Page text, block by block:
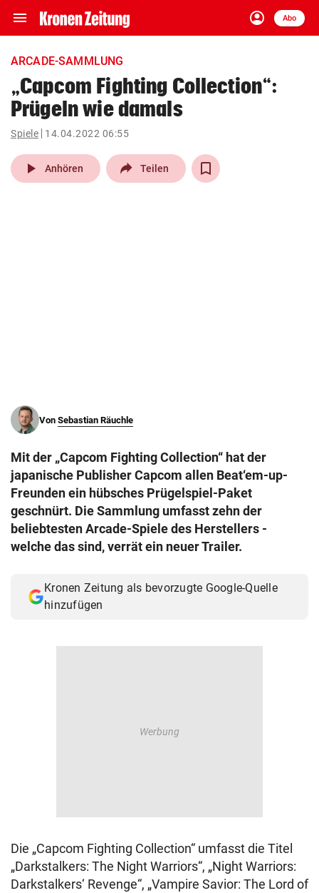
menu Navigation
ein-/ausklappen
account_circle
Anmelden
Abo
close Schließen
account_circle Anmelden
pin_drop
Wien arrow_right
ARCADE-SAMMLUNG
„Capcom Fighting Collection“:
Prügeln wie damals
Spiele 14.04.2022 06:55
play_arrow Anhören Teilen
Von Sebastian Räuchle
Mit der „Capcom Fighting Collection“ hat der
japanische Publisher Capcom allen Beat‘em-up-
Freunden ein hübsches Prügelspiel-Paket
geschnürt. Die Sammlung umfasst zehn der
beliebtesten Arcade-Spiele des Herstellers -
welche das sind, verrät ein neuer Trailer.
Kronen Zeitung als bevorzugte Google-Quelle
hinzufügen
Die „Capcom Fighting Collection“ umfasst die Titel
„Darkstalkers: The Night Warriors“, „Night Warriors:
Darkstalkers‘ Revenge“, „Vampire Savior: The Lord of